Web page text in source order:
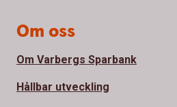
Om oss
Om Varbergs Sparbank
Hållbar utveckling